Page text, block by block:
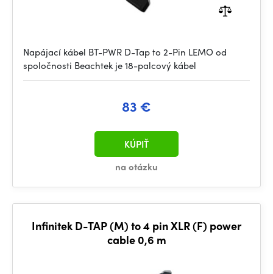
Napájací kábel BT-PWR D-Tap to 2-Pin LEMO od
spoločnosti Beachtek je 18-palcový kábel
83 €
na otázku
KÚPIŤ
Infinitek D-TAP (M) to 4 pin XLR (F) power
cable 0,6 m